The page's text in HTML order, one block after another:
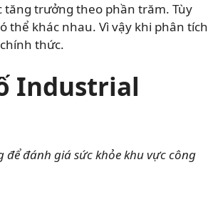
trưởng theo phần trăm. Tùy
thể khác nhau. Vì vậy khi phân tích
thức.
Industrial
đánh giá sức khỏe khu vực công